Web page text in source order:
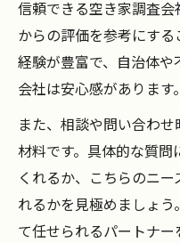
自治体による
ト
空き家調査方
理由
空き家調査のバイ
空き家調査の
空き家調査求
空き家調査の
信頼できる空き家調査
からの評価を参考にす
経験が豊富で、自治体
会社は安心感があります。
また、相談や問い合わ
材料です。具体的な質
くれるか、こちらのニ
れるかを見極めましょ
て任せられるパートナー